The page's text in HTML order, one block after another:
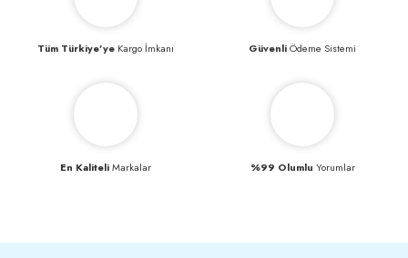
Tüm Türkiye’yeKargo İmkanı GüvenliÖdeme Sistemi
En KaliteliMarkalar %99 Olumlu Yorumlar